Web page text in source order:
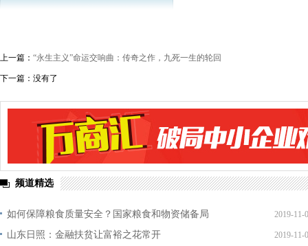
上一篇： “永生主义”命运交响曲：传奇之作，九死一生的轮回
下一篇：没有了
频道精选
如何保障粮食质量安全？国家粮食和物资储备局 2019-11-
山东日照：金融扶贫让富裕之花常开 2019-11-